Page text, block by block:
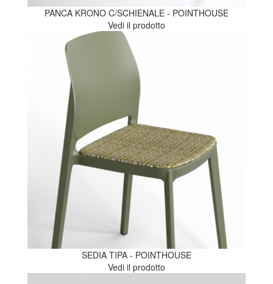
PANCA KRONO C/SCHIENALE - POINTHOUSE
Vedi il prodotto
SEDIA TIPA - POINTHOUSE
Vedi il prodotto